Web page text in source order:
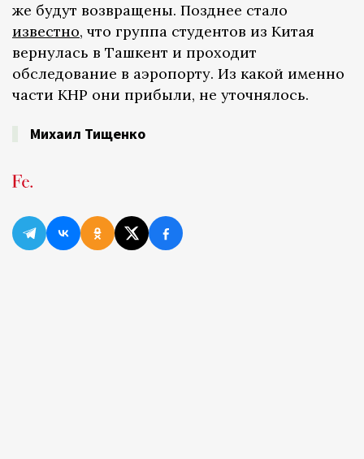
же будут возвращены. Позднее стало
известно, что группа студентов из Китая
вернулась в Ташкент и проходит
обследование в аэропорту. Из какой именно
части КНР они прибыли, не уточнялось.
Михаил Тищенко